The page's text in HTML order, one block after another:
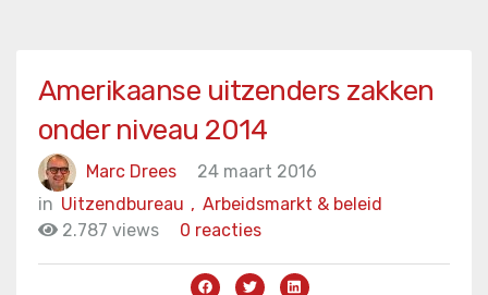
Amerikaanse uitzenders zakken
onder niveau 2014
Marc Drees
24 maart 2016
in
Arbeidsmarkt & beleid
Uitzendbureau ,
2.787 views
0 reacties